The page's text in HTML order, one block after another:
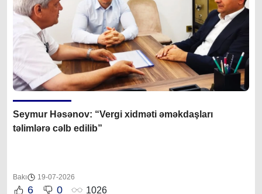
Seymur Həsənov: “Vergi xidməti əməkdaşları
təlimlərə cəlb edilib”
Bakı 19-07-2026
6 0 1026